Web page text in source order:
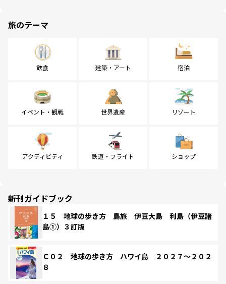
旅のテーマ
飲食 建築・アート 宿泊
イベント・観戦 世界遺産 リゾート
アクティビティ 鉄道・フライト ショップ
新刊ガイドブック
１５ 地球の歩き方 島旅 伊豆大島 利島（伊豆諸
島①）３訂版
Ｃ０２ 地球の歩き方 ハワイ島 ２０２７～２０２
８